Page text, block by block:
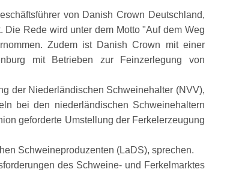
von Danish Crown Deutschland,
Die Rede wird unter dem Motto Auf dem Weg
Zudem ist Danish Crown mit einer
mit Betrieben zur Feinzerlegung von
der Niederländischen Schweinehalter (NVV),
bei den niederländischen Schweinehaltern
geforderte Umstellung der Ferkelerzeugung
Schweineproduzenten (LaDS), sprechen.
des Schweine- und Ferkelmarktes